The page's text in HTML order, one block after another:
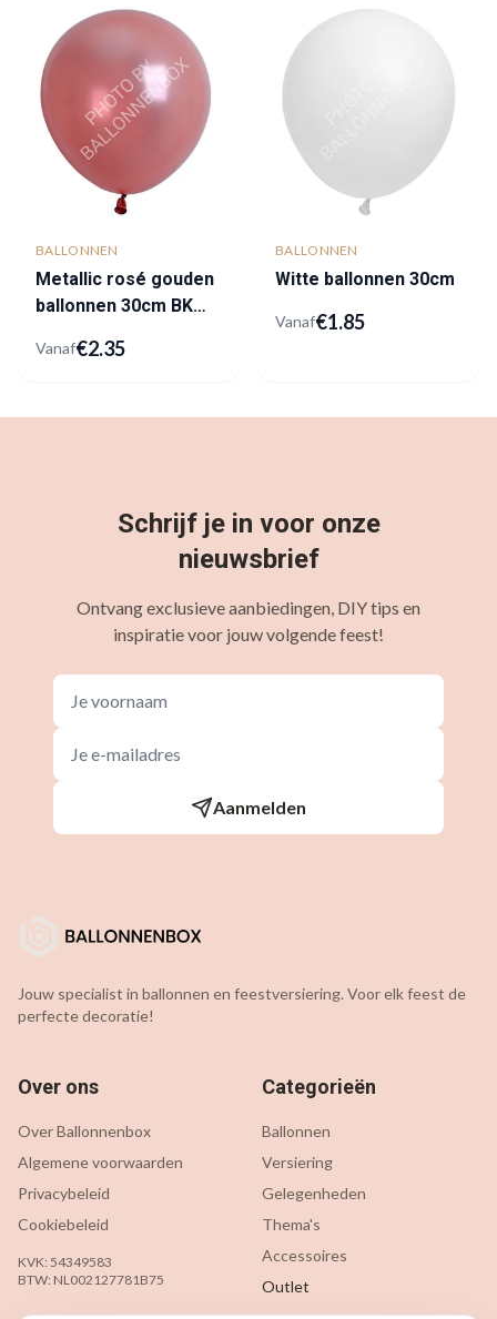
BALLONNEN
Metallic rosé gouden
ballonnen 30cm BK
Vanaf€2.35
BALLONNEN
Witte ballonnen 30cm
Vanaf€1.85
Schrijf je in voor onze
nieuwsbrief
Ontvang exclusieve aanbiedingen, DIY tips en
inspiratie voor jouw volgende feest!
Aanmelden
Jouw specialist in ballonnen en feestversiering. Voor elk feest de
perfecte decoratie!
Over ons
Over Ballonnenbox
Algemene voorwaarden
Privacybeleid
Cookiebeleid
KVK: 54349583
BTW: NL002127781B75
Categorieën
Ballonnen
Versiering
Gelegenheden
Thema's
Accessoires
Outlet